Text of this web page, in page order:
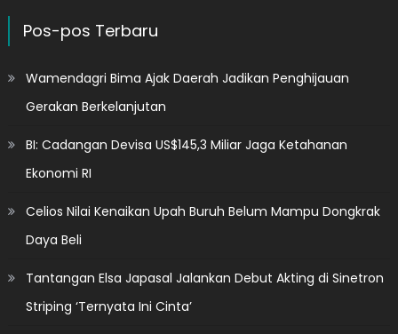
Pos-pos Terbaru
Wamendagri Bima Ajak Daerah Jadikan Penghijauan
Gerakan Berkelanjutan
BI: Cadangan Devisa US$145,3 Miliar Jaga Ketahanan
Ekonomi RI
Celios Nilai Kenaikan Upah Buruh Belum Mampu Dongkrak
Daya Beli
Tantangan Elsa Japasal Jalankan Debut Akting di Sinetron
Striping ‘Ternyata Ini Cinta’